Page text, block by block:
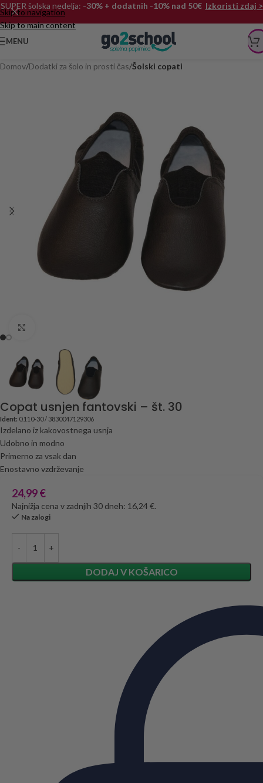
Skip to navigation
Skip to main content
SUPER šolska nedelja: -30% + dodatnih -10% nad 50€ Izkoristi zdaj >
MENU
Domov Dodatki za šolo in prosti čas Šolski copati
Copat usnjen fantovski – št. 30
Ident: 0.110-30 / 3830047129306
Izdelano iz kakovostnega usnja
Udobno in modno
Primerno za vsak dan
Enostavno vzdrževanje
24,99€
Najnižja cena v zadnjih 30 dneh: 16,24 €.
Na zalogi
DODAJ V KOŠARICO